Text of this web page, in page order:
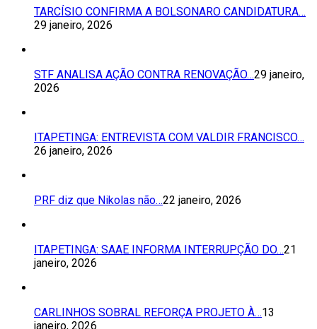
TARCÍSIO CONFIRMA A BOLSONARO CANDIDATURA…
29 janeiro, 2026
STF ANALISA AÇÃO CONTRA RENOVAÇÃO…29 janeiro,
2026
ITAPETINGA: ENTREVISTA COM VALDIR FRANCISCO…
26 janeiro, 2026
PRF diz que Nikolas não…22 janeiro, 2026
ITAPETINGA: SAAE INFORMA INTERRUPÇÃO DO…21
janeiro, 2026
CARLINHOS SOBRAL REFORÇA PROJETO À…13
janeiro, 2026